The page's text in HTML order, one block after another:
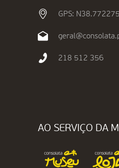
GPS:
218 512 356
AO SERVIÇO DA